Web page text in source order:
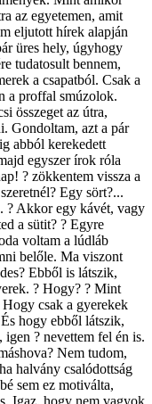
az egyetemen, amit
eljutott hírek alapján
üres hely, úgyhogy
tudatosult bennem,
a csapatból. Csak a
a proffal smúzolok.
összeget az útra,
Gondoltam, azt a pár
abból kerekedett
egyszer írok róla
? zökkentem vissza a
Egy sört?...
? Akkor egy kávét, vagy
a sütit? ? Egyre
voltam a lúdláb
belőle. Ma viszont
Ebből is látszik,
? Hogy? ? Mint
csak a gyerekek
hogy ebből látszik,
? nevettem fel én is.
Nem tudom,
halvány csalódottság
sem ez motiválta,
Igaz, hogy nem vagyok